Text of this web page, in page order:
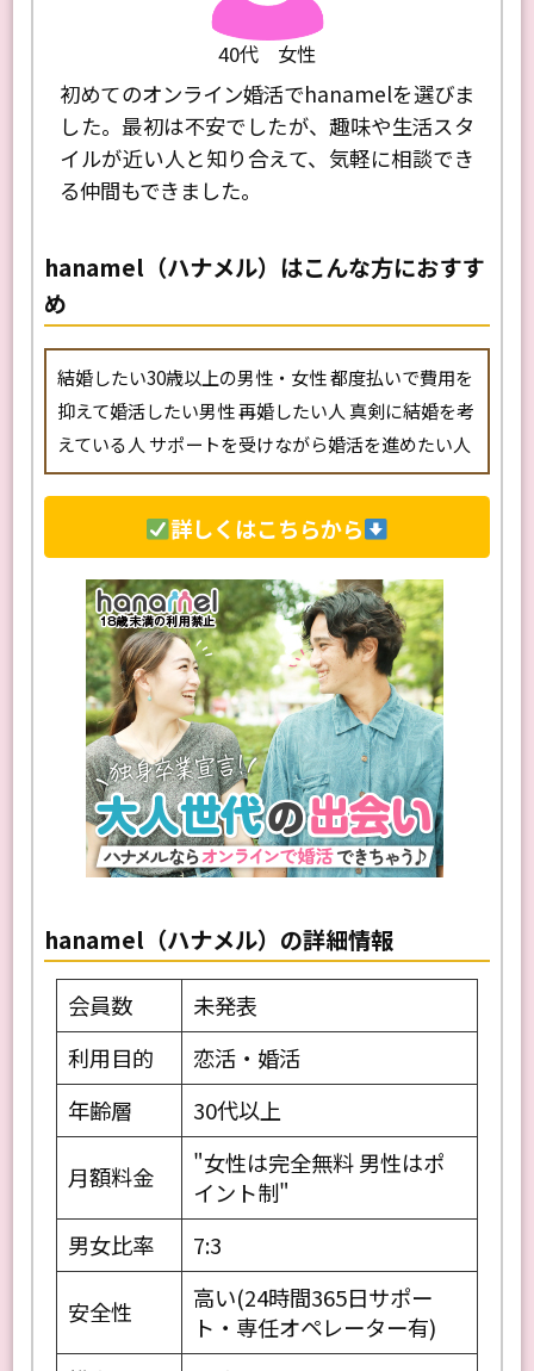
40代 女性
初めてのオンライン婚活でhanamelを選びま
した。最初は不安でしたが、趣味や生活スタ
イルが近い人と知り合えて、気軽に相談でき
る仲間もできました。
hanamel（ハナメル）はこんな方におすす
め
結婚したい30歳以上の男性・女性 都度払いで費用を
抑えて婚活したい男性 再婚したい人 真剣に結婚を考
えている人 サポートを受けながら婚活を進めたい人
詳しくはこちらから
hanamel（ハナメル）の詳細情報
会員数
未発表
利用目的
恋活・婚活
年齢層
30代以上
月額料金
"女性は完全無料 男性はポ
イント制"
男女比率
7:3
安全性
高い(24時間365日サポー
ト・専任オペレーター有)